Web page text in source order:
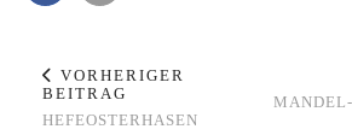
VORHERIGER
BEITRAG
HEFEOSTERHASEN